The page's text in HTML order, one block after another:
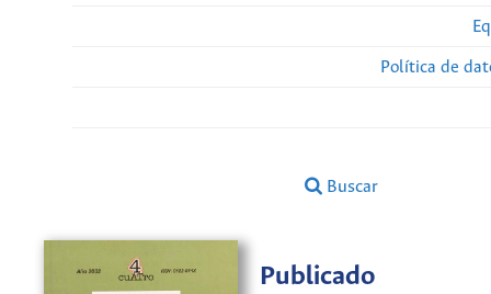
Política de
Buscar
Publicado